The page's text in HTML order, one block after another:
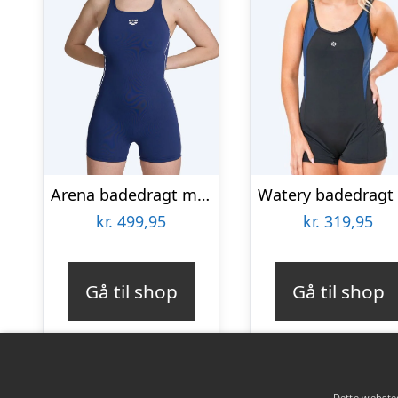
Arena badedragt med ben til damer – Finding HL – Mørkeblå
kr. 499,95
Gå til shop
kr. 319,95
Gå til shop